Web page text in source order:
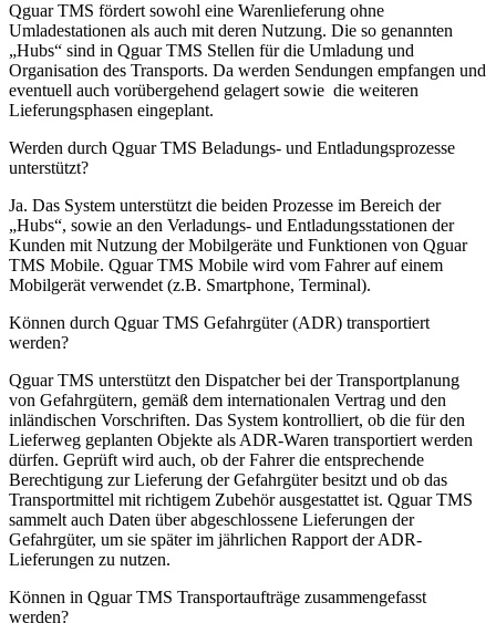
Qguar TMS fördert sowohl eine Warenlieferung ohne
Umladestationen als auch mit deren Nutzung. Die so genannten
„Hubs“ sind in Qguar TMS Stellen für die Umladung und
Organisation des Transports. Da werden Sendungen empfangen und
eventuell auch vorübergehend gelagert sowie die weiteren
Lieferungsphasen eingeplant.
Werden durch Qguar TMS Beladungs- und Entladungsprozesse
unterstützt?
Ja. Das System unterstützt die beiden Prozesse im Bereich der
„Hubs“, sowie an den Verladungs- und Entladungsstationen der
Kunden mit Nutzung der Mobilgeräte und Funktionen von Qguar
TMS Mobile. Qguar TMS Mobile wird vom Fahrer auf einem
Mobilgerät verwendet (z.B. Smartphone, Terminal).
Können durch Qguar TMS Gefahrgüter (ADR) transportiert
werden?
Qguar TMS unterstützt den Dispatcher bei der Transportplanung
von Gefahrgütern, gemäß dem internationalen Vertrag und den
inländischen Vorschriften. Das System kontrolliert, ob die für den
Lieferweg geplanten Objekte als ADR-Waren transportiert werden
dürfen. Geprüft wird auch, ob der Fahrer die entsprechende
Berechtigung zur Lieferung der Gefahrgüter besitzt und ob das
Transportmittel mit richtigem Zubehör ausgestattet ist. Qguar TMS
sammelt auch Daten über abgeschlossene Lieferungen der
Gefahrgüter, um sie später im jährlichen Rapport der ADR-
Lieferungen zu nutzen.
Können in Qguar TMS Transportaufträge zusammengefasst
werden?